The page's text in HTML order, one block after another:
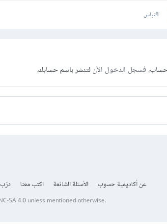
اقتباس
فسجل الدخول الآنلتنشر باسم حسابك.
عن أكاديمية حسوب الأسئلة الشائعة اكتب معنا
SA 4.0unless mentioned otherwise.